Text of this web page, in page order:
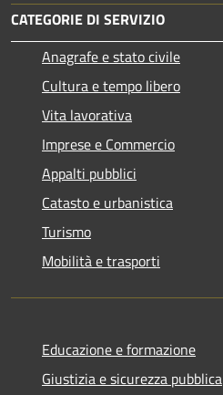
CATEGORIE DI SERVIZIO
Anagrafe e stato civile
Cultura e tempo libero
Vita lavorativa
Imprese e Commercio
Appalti pubblici
Catasto e urbanistica
Turismo
Mobilità e trasporti
Educazione e formazione
Giustizia e sicurezza pubblica